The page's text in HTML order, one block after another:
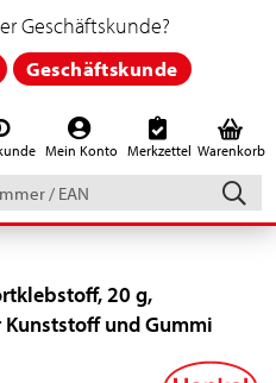
Mein Konto Merkzettel Warenkorb
Geschäftskunde?
Geschäftskunde
20 g,
Kunststoff und Gummi